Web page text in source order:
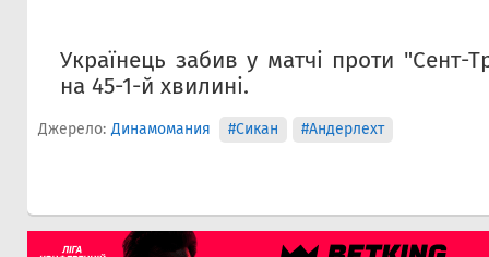
Українець забив у матчі проти "Сент-
на 45-1-й хвилині.
Джерело: Динамомания #Сикан #Андерлехт